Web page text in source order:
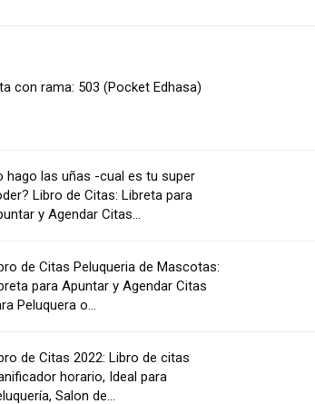
con rama: 503 (Pocket Edhasa)
hago las uñas -cual es tu super
Libro de Citas: Libreta para
y Agendar Citas...
de Citas Peluqueria de Mascotas:
para Apuntar y Agendar Citas
Peluquera o...
de Citas 2022: Libro de citas
horario, Ideal para
Salon de...